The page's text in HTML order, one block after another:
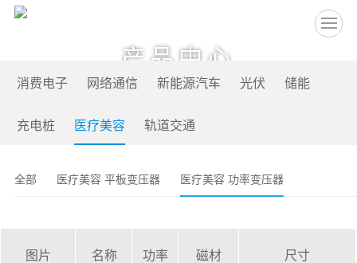
产品中心
消费电子 网络通信 新能源汽车 光伏 储能
充电桩 医疗美容 轨道交通
全部 医疗美容 平板变压器 医疗美容 功率变压器
图片 名称 功率 磁材 尺寸